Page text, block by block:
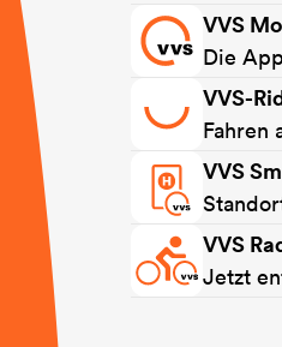
VVS
Die
VVS-
Fahren
VVS
VVS
Jetzt